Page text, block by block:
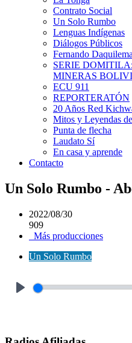
Contrato Social
Un Solo Rumbo
Lenguas Indígenas
Diálogos Públicos
Fernando
SERIE
MINERAS
ECU 911
REPORTERATÓN
20 Años Red
Mitos y Leyendas
Punta de flecha
Laudato Sí
En casa y aprende
Contacto
Un Solo Rumbo -
2022/08/30
909
Más producciones
Un Solo Rumbo